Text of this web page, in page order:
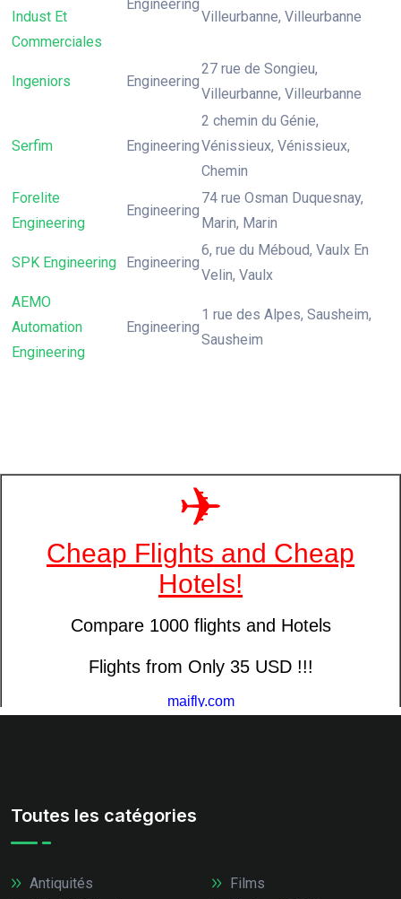
Indust Et
Commerciales
Engineering
Villeurbanne, Villeurbanne
Ingeniors Engineering
27 rue de Songieu,
Villeurbanne, Villeurbanne
Serfim Engineering
2 chemin du Génie,
Vénissieux, Vénissieux,
Chemin
Forelite
Engineering
Engineering
74 rue Osman Duquesnay,
Marin, Marin
SPK Engineering Engineering
6, rue du Méboud, Vaulx En
Velin, Vaulx
AEMO
Automation
Engineering
Engineering
1 rue des Alpes, Sausheim,
Sausheim
Toutes les catégories
Antiquités
Films